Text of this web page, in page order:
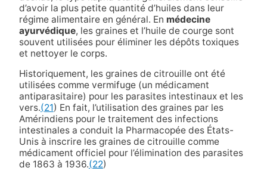
d’avoir la plus petite quantité d’huiles dans leur
régime alimentaire en général. En médecine
ayurvédique, les graines et l’huile de courge sont
souvent utilisées pour éliminer les dépôts toxiques
et nettoyer le corps.
Historiquement, les graines de citrouille ont été
utilisées comme vermifuge (un médicament
antiparasitaire) pour les parasites intestinaux et les
vers.(21) En fait, l’utilisation des graines par les
Amérindiens pour le traitement des infections
intestinales a conduit la Pharmacopée des États-
Unis à inscrire les graines de citrouille comme
médicament officiel pour l’élimination des parasites
de 1863 à 1936.(22)